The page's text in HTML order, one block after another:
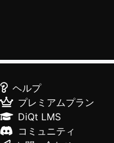
ヘルプ
プレミアムプラン
DiQt LMS
コミュニティ